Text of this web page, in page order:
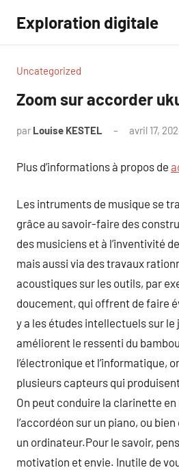
contenu
Exploration digitale
Uncategorized
Zoom sur accorder
par Louise KESTEL avril 17,
Plus d’informations à propos de
Les intruments de musique se
grâce au savoir-faire des
des musiciens et à l’inventivité
mais aussi via des travaux
acoustiques sur les outils, par
doucement, qui offrent de faire
y a les études intellectuels sur
améliorent le ressenti du
l’électronique et l’informatique,
plusieurs capteurs qui
On peut conduire la clarinette en
l’accordéon sur un piano, ou
un ordinateur.Pour le savoir,
motivation et envie. Inutile de